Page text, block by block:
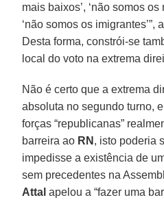
mais baixos’, ‘não somos
‘não somos os imigrantes’”,
Desta forma, constrói-se
local do voto na extrema
Não é certo que a extrema
absoluta no segundo turno,
forças “republicanas”
barreira ao RN , isto poderia
impedisse a existência de
sem precedentes na
Attal apelou a “fazer uma